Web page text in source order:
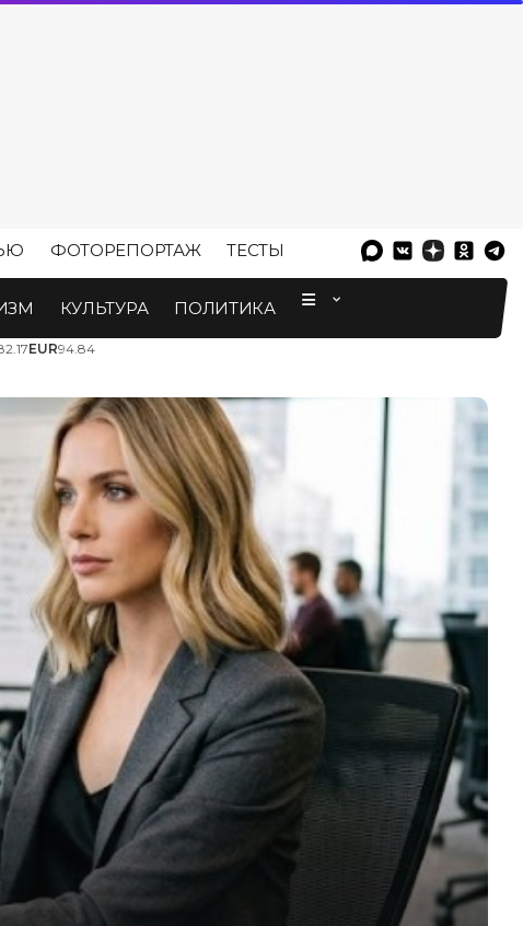
ФОТОРЕПОРТАЖ ТЕСТЫ
КУЛЬТУРА ПОЛИТИКА
EUR94.84